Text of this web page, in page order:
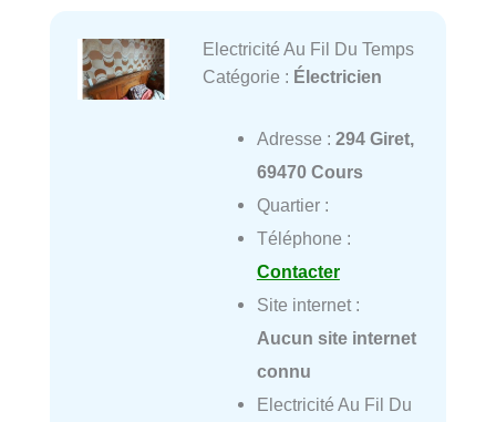
Electricité Au Fil Du Temps
Catégorie : Électricien
Adresse : 294 Giret,
69470 Cours
Quartier :
Téléphone :
Contacter
Site internet :
Aucun site internet
connu
Electricité Au Fil Du